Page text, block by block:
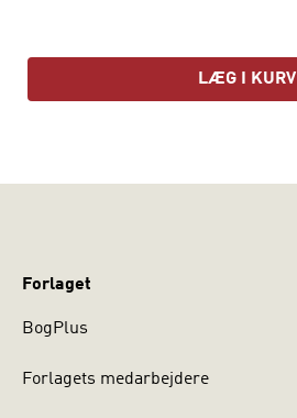
LÆG I KURV
Forlaget
BogPlus
Forlagets medarbejdere